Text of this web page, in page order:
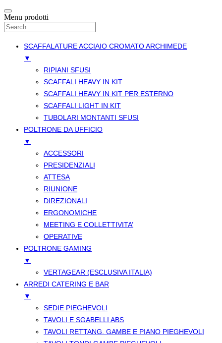
Menu prodotti
SCAFFALATURE ACCIAIO CROMATO ARCHIMEDE
▼
RIPIANI SFUSI
SCAFFALI HEAVY IN KIT
SCAFFALI HEAVY IN KIT PER ESTERNO
SCAFFALI LIGHT IN KIT
TUBOLARI MONTANTI SFUSI
POLTRONE DA UFFICIO
▼
ACCESSORI
PRESIDENZIALI
ATTESA
RIUNIONE
DIREZIONALI
ERGONOMICHE
MEETING E COLLETTIVITA’
OPERATIVE
POLTRONE GAMING
▼
VERTAGEAR (ESCLUSIVA ITALIA)
ARREDI CATERING E BAR
▼
SEDIE PIEGHEVOLI
TAVOLI E SGABELLI ABS
TAVOLI RETTANG. GAMBE E PIANO PIEGHEVOLI